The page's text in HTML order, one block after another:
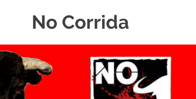
No Corrida
la
corrida